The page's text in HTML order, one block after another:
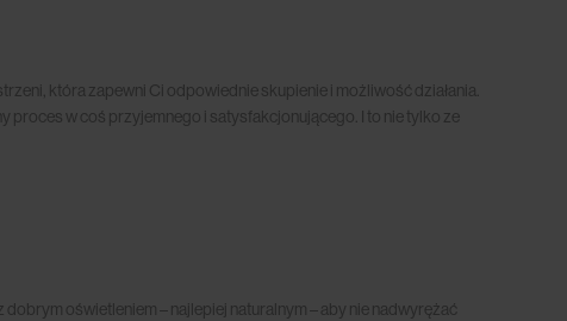
która zapewni Ci odpowiednie skupienie i możliwość działania.
proces w coś przyjemnego i satysfakcjonującego. I to nie tylko ze
oświetleniem – najlepiej naturalnym – aby nie nadwyrężać